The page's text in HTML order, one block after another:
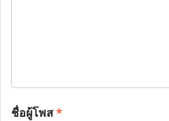
ชื่อผู้โพส*